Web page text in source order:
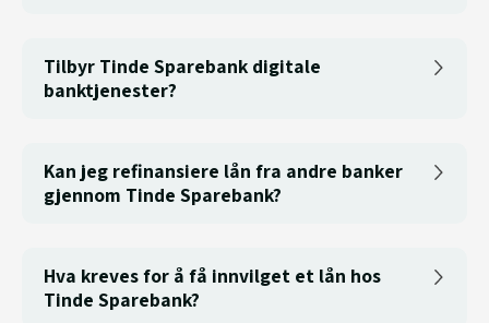
Tilbyr Tinde Sparebank digitale
banktjenester?
Kan jeg refinansiere lån fra andre banker
gjennom Tinde Sparebank?
Hva kreves for å få innvilget et lån hos
Tinde Sparebank?